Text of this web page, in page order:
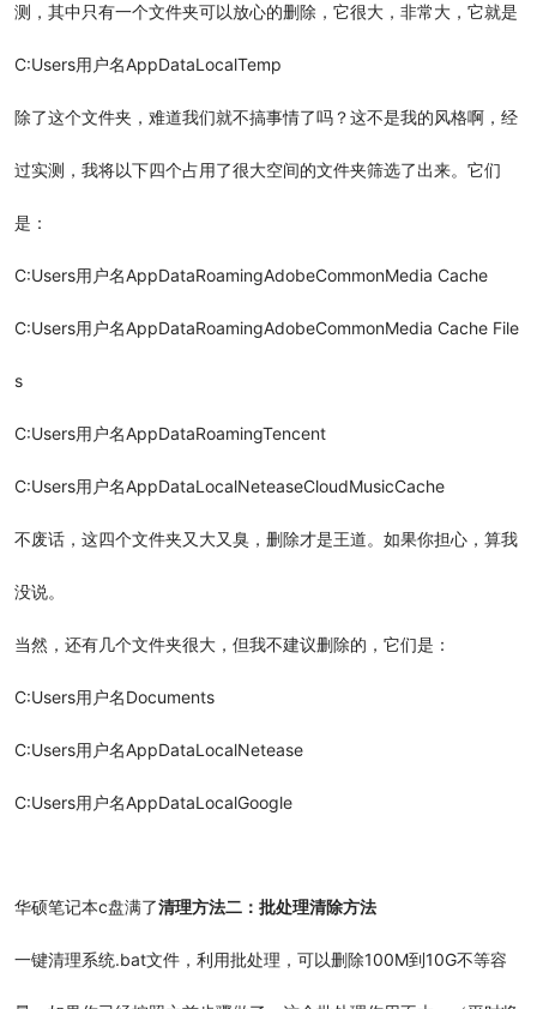
测，其中只有一个文件夹可以放心的删除，它很大，非常大，它就是
C:Users用户名AppDataLocalTemp
除了这个文件夹，难道我们就不搞事情了吗？这不是我的风格啊，经
过实测，我将以下四个占用了很大空间的文件夹筛选了出来。它们
是：
C:Users用户名AppDataRoamingAdobeCommonMedia Cache
C:Users用户名AppDataRoamingAdobeCommonMedia Cache File
s
C:Users用户名AppDataRoamingTencent
C:Users用户名AppDataLocalNeteaseCloudMusicCache
不废话，这四个文件夹又大又臭，删除才是王道。如果你担心，算我
没说。
当然，还有几个文件夹很大，但我不建议删除的，它们是：
C:Users用户名Documents
C:Users用户名AppDataLocalNetease
C:Users用户名AppDataLocalGoogle
华硕笔记本c盘满了清理方法二：批处理清除方法
一键清理系统.bat文件，利用批处理，可以删除100M到10G不等容